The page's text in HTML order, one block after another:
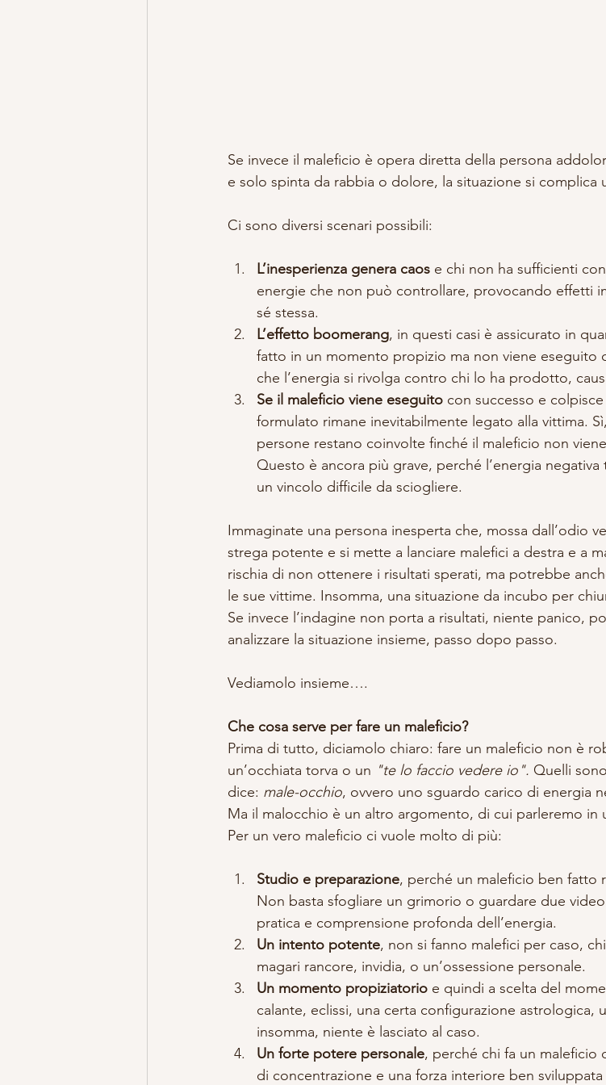
Se invece il maleficio è opera diretta della persona
e solo spinta da rabbia o dolore, la situazione si complica
Ci sono diversi scenari possibili:
L’inesperienza genera caos e chi non ha sufficienti
energie che non può controllare, provocando effetti
sé stessa.
L’effetto boomerang, in questi casi è assicurato in
fatto in un momento propizio ma non viene eseguito
che l’energia si rivolga contro chi lo ha prodotto,
Se il maleficio viene eseguito con successo e
formulato rimane inevitabilmente legato alla vittima.
persone restano coinvolte finché il maleficio non
Questo è ancora più grave, perché l’energia
un vincolo difficile da sciogliere.
Immaginate una persona inesperta che, mossa dall’odio
strega potente e si mette a lanciare malefici a destra e a
rischia di non ottenere i risultati sperati, ma potrebbe
le sue vittime. Insomma, una situazione da incubo per
Se invece l’indagine non porta a risultati, niente panico,
analizzare la situazione insieme, passo dopo passo.
Vediamolo insieme….
Che cosa serve per fare un maleficio?
Prima di tutto, diciamolo chiaro: fare un maleficio non è
un’occhiata torva o un "te lo faccio vedere io". Quelli sono
dice: male-occhio, ovvero uno sguardo carico di energia
Ma il malocchio è un altro argomento, di cui parleremo in
Per un vero maleficio ci vuole molto di più:
Studio e preparazione, perché un maleficio ben fatto
Non basta sfogliare un grimorio o guardare due
pratica e comprensione profonda dell’energia.
Un intento potente, non si fanno malefici per caso,
magari rancore, invidia, o un’ossessione personale.
Un momento propiziatorio e quindi a scelta del
calante, eclissi, una certa configurazione astrologica,
insomma, niente è lasciato al caso.
Un forte potere personale, perché chi fa un maleficio
di concentrazione e una forza interiore ben sviluppata